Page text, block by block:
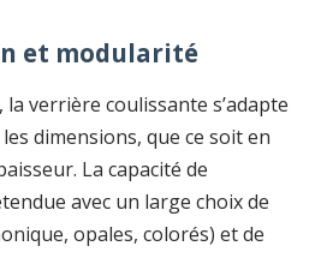
et modularité
verrière coulissante s’adapte
dimensions, que ce soit en
La capacité de
avec un large choix de
opales, colorés) et de